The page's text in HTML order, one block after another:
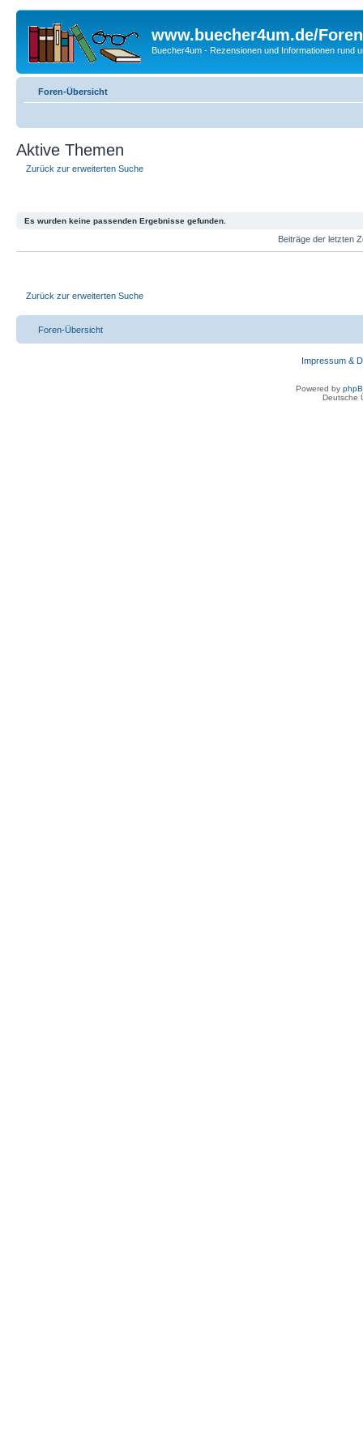
www.buecher4um.de/Foren
Buecher4um - Rezensionen und Informationen rund
Foren-Übersicht
Aktive Themen
Zurück zur erweiterten Suche
Es wurden keine passenden Ergebnisse gefunden.
Beiträge der letzten
Zurück zur erweiterten Suche
Foren-Übersicht
Impressum &
Powered by
Deutsche